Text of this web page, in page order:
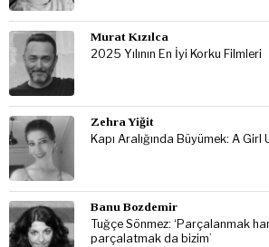
Murat Kızılca
2025 Yılının En İyi Korku Filmleri
Zehra Yiğit
Kapı Aralığında Büyümek: A
Banu Bozdemir
Tuğçe Sönmez: ‘Parçalanmak
parçalatmak da bizim’